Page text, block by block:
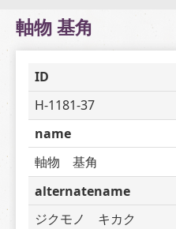
軸物 基角
ID
H-1181-37
name
軸物　基角
alternatename
ジクモノ　キカク